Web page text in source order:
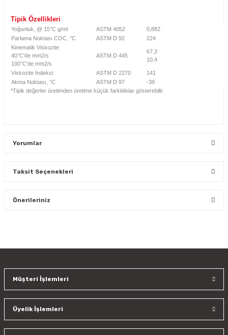
Tipik Özellikleri
Yoğunluk, @ 15°C g/ml ASTM 4052
0,882
Parlama Noktası COC, °C
ASTM D 92
224
Kinematik Viskozite
40°C'de mm2/s
100°C'de mm2/s
ASTM D 445
67,3
10,4
Viskozite İndeksi ASTM D 2270
141
Akma Noktası, °C
ASTM D 97
-39
*Tipik değerler üretimden üretime küçük farklılıklar gösterebilir.
Yorumlar
Taksit Seçenekleri
Önerileriniz
Ürün resmi kalitesiz, bozuk veya görüntülenemiyor.
Ürün bilgilerinde hatalar bulunuyor.
Müşteri İşlemleri
Üyelik İşlemleri